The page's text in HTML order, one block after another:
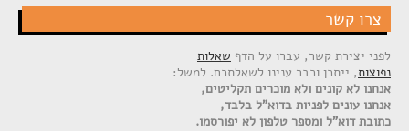
צרו קשר
לפני יצירת קשר, עברו על הדף שאלות
נפוצות, ייתכן וכבר ענינו לשאלתכם. למשל:
אנחנו לא קונים ולא מוכרים תקליטים,
אנחנו עונים לפניות בדוא"ל בלבד,
כתובת דוא"ל ומספר טלפון לא יפורסמו.